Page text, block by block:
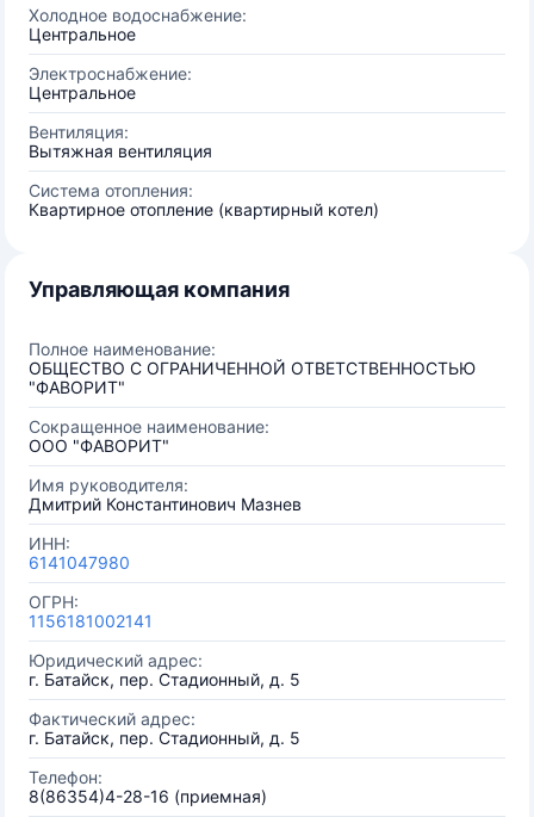
Холодное водоснабжение:
Центральное
Электроснабжение:
Центральное
Вентиляция:
Вытяжная вентиляция
Система отопления:
Квартирное отопление (квартирный котел)
Управляющая компания
Полное наименование:
ОБЩЕСТВО С ОГРАНИЧЕННОЙ ОТВЕТСТВЕННОСТЬЮ
"ФАВОРИТ"
Сокращенное наименование:
ООО "ФАВОРИТ"
Имя руководителя:
Дмитрий Константинович Мазнев
ИНН:
6141047980
ОГРН:
1156181002141
Юридический адрес:
г. Батайск, пер. Стадионный, д. 5
Фактический адрес:
г. Батайск, пер. Стадионный, д. 5
Телефон:
8(86354)4-28-16 (приемная)